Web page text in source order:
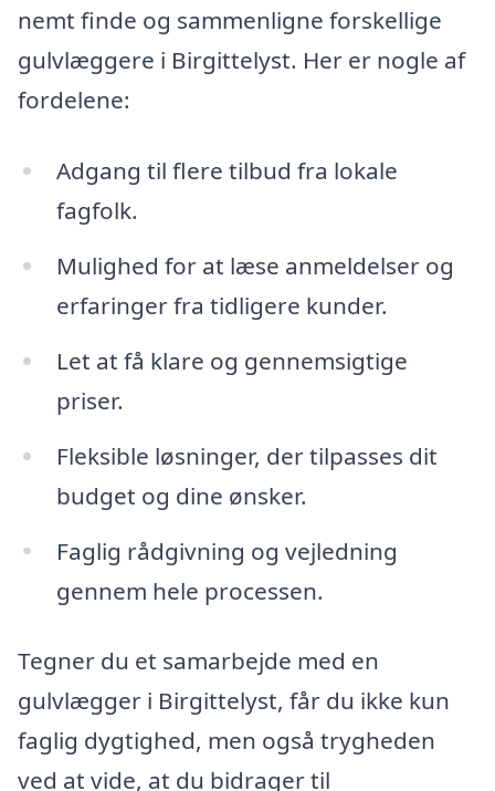
nemt finde og sammenligne forskellige
gulvlæggere i Birgittelyst. Her er nogle af
fordelene:
Adgang til flere tilbud fra lokale
fagfolk.
Mulighed for at læse anmeldelser og
erfaringer fra tidligere kunder.
Let at få klare og gennemsigtige
priser.
Fleksible løsninger, der tilpasses dit
budget og dine ønsker.
Faglig rådgivning og vejledning
gennem hele processen.
Tegner du et samarbejde med en
gulvlægger i Birgittelyst, får du ikke kun
faglig dygtighed, men også trygheden
ved at vide, at du bidrager til